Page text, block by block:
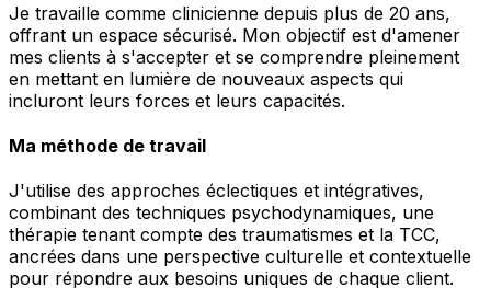
Je travaille comme clinicienne depuis plus de 20 ans,
offrant un espace sécurisé. Mon objectif est d'amener
mes clients à s'accepter et se comprendre pleinement
en mettant en lumière de nouveaux aspects qui
incluront leurs forces et leurs capacités.
Ma méthode de travail
J'utilise des approches éclectiques et intégratives,
combinant des techniques psychodynamiques, une
thérapie tenant compte des traumatismes et la TCC,
ancrées dans une perspective culturelle et contextuelle
pour répondre aux besoins uniques de chaque client.